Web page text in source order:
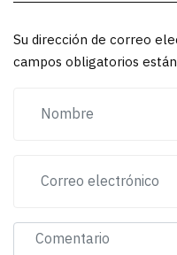
Su dirección de correo
campos obligatorios